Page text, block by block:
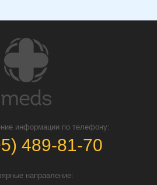
информации по телефону:
489-81-70
направление: